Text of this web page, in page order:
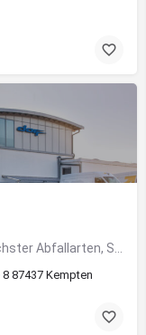
87437 Kempten